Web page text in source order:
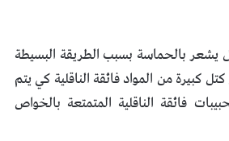
يشعر بالحماسة بسبب الطريقة البسيطة
كبيرة من المواد فائقة الناقلية كي يتم
فائقة الناقلية المتمتعة بالخواص